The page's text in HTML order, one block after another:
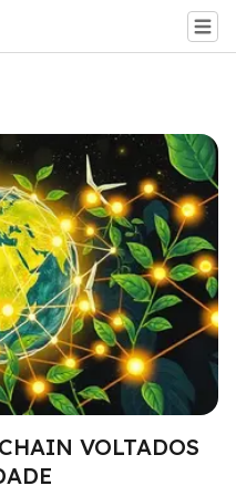
VOLTADOS